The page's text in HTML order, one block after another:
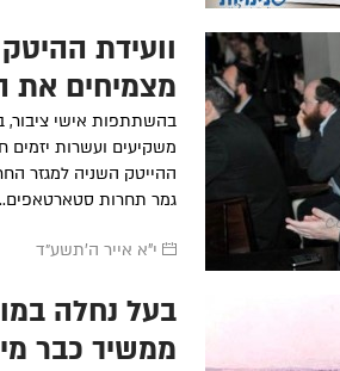
וועידת
מצמיחים את
בהשתתפות אישי ציבור,
משקיעים ועשרות יזמים
ההייטק השניה למגזר
גמר תחרות
י"א אייר ה׳תשע״ד
בעל נחלה
ממשיך כבר
בני בן עמי ע״ה
- תשע"ז
הרה"ח חיים יונה צ'רנוחוב ע״ה-
תשע"א
הרה"ח
אברהם כ"ץ (אברמוביץ)
- תשס"ג
הרה"ח
תשס"ב
הרה"ח
כתריאל חיים אליעזרוב ע״ה
- תשס"א